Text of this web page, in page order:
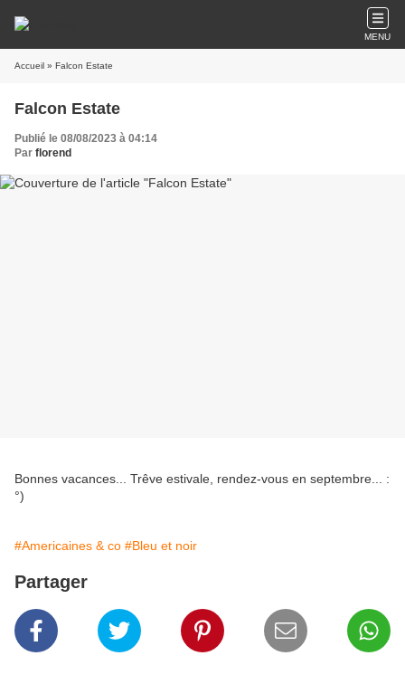
MENU
Accueil » Falcon Estate
Falcon Estate
Publié le 08/08/2023 à 04:14
Par florend
Bonnes vacances... Trêve estivale, rendez-vous en septembre... :
°)
#Americaines & co #Bleu et noir
Partager